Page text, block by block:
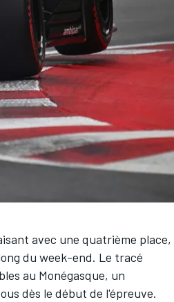
avec une quatrième place,
du week-end. Le tracé
au Monégasque, un
dès le début de l'épreuve.